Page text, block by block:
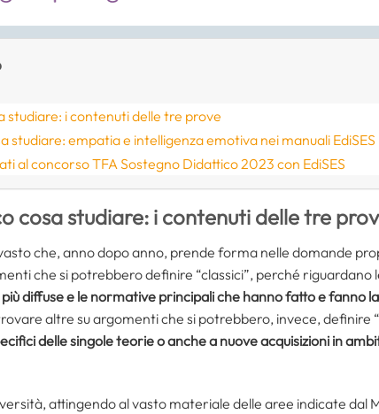
studiare: i contenuti delle tre prove
studiare: empatia e intelligenza emotiva nei manuali EdiSES
al concorso TFA Sostegno Didattico 2023 con EdiSES
cosa studiare: i contenuti delle tre
che, anno dopo anno, prende forma nelle domande
che si potrebbero definire “classici”, perché riguardano
diffuse e le normative principali che hanno fatto e fanno
altre su argomenti che si potrebbero, invece, definire
delle singole teorie o anche a nuove acquisizioni in
attingendo al vasto materiale delle aree indicate dal